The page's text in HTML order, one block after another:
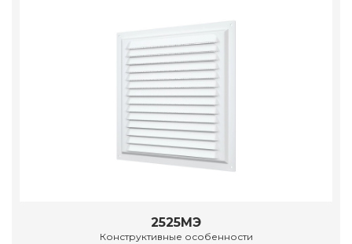
2525МЭ
Конструктивные особенности